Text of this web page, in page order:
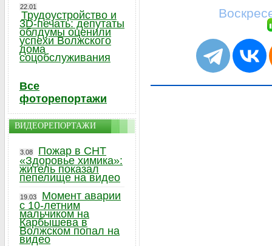
22.01
Трудоустройство и
3D-печать: депутаты
облдумы оценили
успехи Волжского
дома
соцобслуживания
Все
фоторепортажи
ВИДЕОРЕПОРТАЖИ
3.08
Пожар в СНТ
«Здоровье химика»:
житель показал
пепелище на видео
19.03
Момент аварии
с 10-летним
мальчиком на
Карбышева в
Волжском попал на
видео